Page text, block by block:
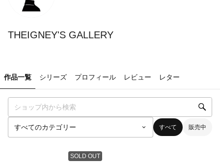
THEIGNEY'S GALLERY
作品一覧 シリーズ プロフィール レビュー レター
すべて 販売中
SOLD OUT